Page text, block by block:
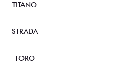
TITANO
STRADA
TORO